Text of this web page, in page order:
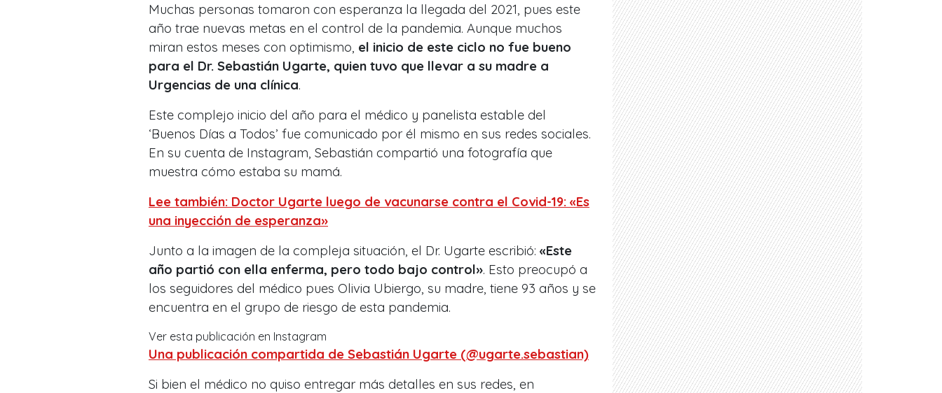
Muchas personas tomaron con esperanza la llegada del 2021, pues este
año trae nuevas metas en el control de la pandemia. Aunque muchos
miran estos meses con optimismo, el inicio de este ciclo no fue bueno
para el Dr. Sebastián Ugarte, quien tuvo que llevar a su madre a
Urgencias de una clínica.
Este complejo inicio del año para el médico y panelista estable del
‘Buenos Días a Todos’ fue comunicado por él mismo en sus redes sociales.
En su cuenta de Instagram, Sebastián compartió una fotografía que
muestra cómo estaba su mamá.
Lee también: Doctor Ugarte luego de vacunarse contra el Covid-19: «Es
una inyección de esperanza»
Junto a la imagen de la compleja situación, el Dr. Ugarte escribió: «Este
año partió con ella enferma, pero todo bajo control». Esto preocupó a
los seguidores del médico pues Olivia Ubiergo, su madre, tiene 93 años y se
encuentra en el grupo de riesgo de esta pandemia.
Ver esta publicación en Instagram
Una publicación compartida de Sebastián Ugarte (@ugarte.sebastian)
Si bien el médico no quiso entregar más detalles en sus redes, en